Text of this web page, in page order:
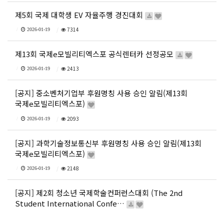
제5회 국제 대학생 EV 자율주행 경진대회
2026-01-19 7314
제13회 국제e모빌리티엑스포 공식렌터카 선정공모
2026-01-19 2413
[공지] 중소벤처기업부 후원명칭 사용 승인 알림(제13회
국제e모빌리티엑스포)
2026-01-19 2093
[공지] 과학기술정보통신부 후원명칭 사용 승인 알림(제13회
국제e모빌리티엑스포)
2026-01-19 2148
[공지] 제2회 청소년 국제학술컨퍼런스대회 (The 2nd
Student International Confe…